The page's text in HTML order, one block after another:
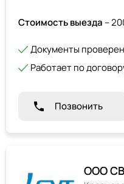
Стоимость выезда –
Документы
Работает по
Позвонить
ООО